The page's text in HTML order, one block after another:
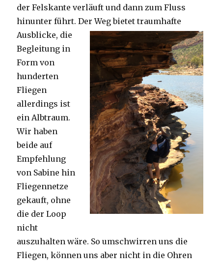
der Felskante verläuft und dann zum Fluss
hinunter führt. Der Weg bietet traumhafte
Ausblicke, die
Begleitung in
Form von
hunderten
Fliegen
allerdings ist
ein Albtraum.
Wir haben
beide auf
Empfehlung
von Sabine hin
Fliegennetze
gekauft, ohne
die der Loop
nicht
auszuhalten wäre. So umschwirren uns die
Fliegen, können uns aber nicht in die Ohren